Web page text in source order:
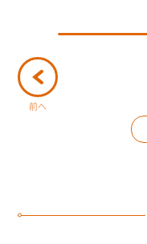
前へ